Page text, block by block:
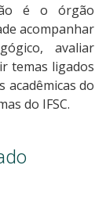
é o órgão
acompanhar
avaliar
temas ligados
acadêmicas do
do IFSC.